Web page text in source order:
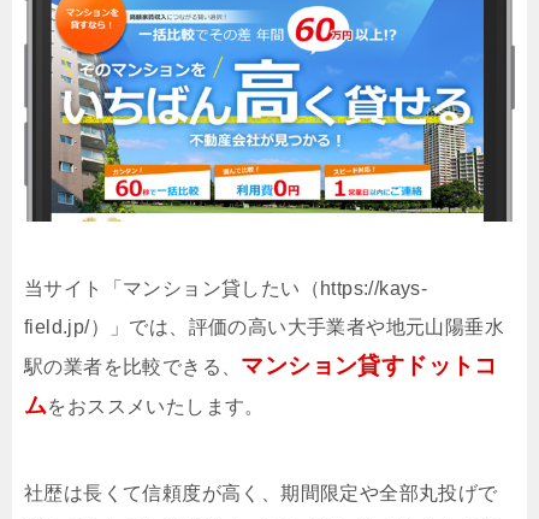
当サイト「マンション貸したい（https://kays-
field.jp/）」では、評価の高い大手業者や地元山陽垂水
駅の業者を比較できる、 マンション貸すドットコ
ムをおススメいたします。
社歴は長くて信頼度が高く、期間限定や全部丸投げで